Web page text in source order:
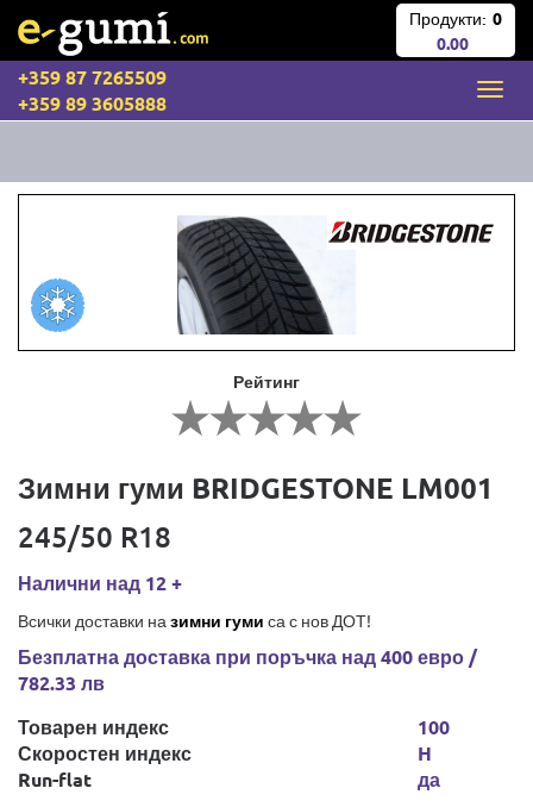
Продукти: 0
0.00
+359 87 7265509
+359 89 3605888
Рейтинг
Зимни гуми BRIDGESTONE LM001
245/50 R18
Налични над 12 +
Всички доставки на зимни гуми са с нов ДОТ!
Безплатна доставка при поръчка над 400 евро /
782.33 лв
Товарен индекс
Скоростен индекс
Run-flat
100
H
да